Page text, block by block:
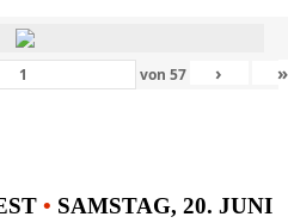
von 57 › »
• SAMSTAG, 20. JUNI